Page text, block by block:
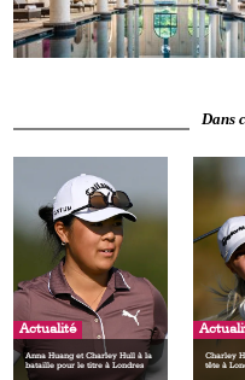
Dans
Actualité
Anna Huang et Charley Hull à la
bataille pour le titre à Londres
Charley
tête à